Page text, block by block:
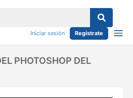
Iniciar sesión Regístrate
PHOTOSHOP DEL